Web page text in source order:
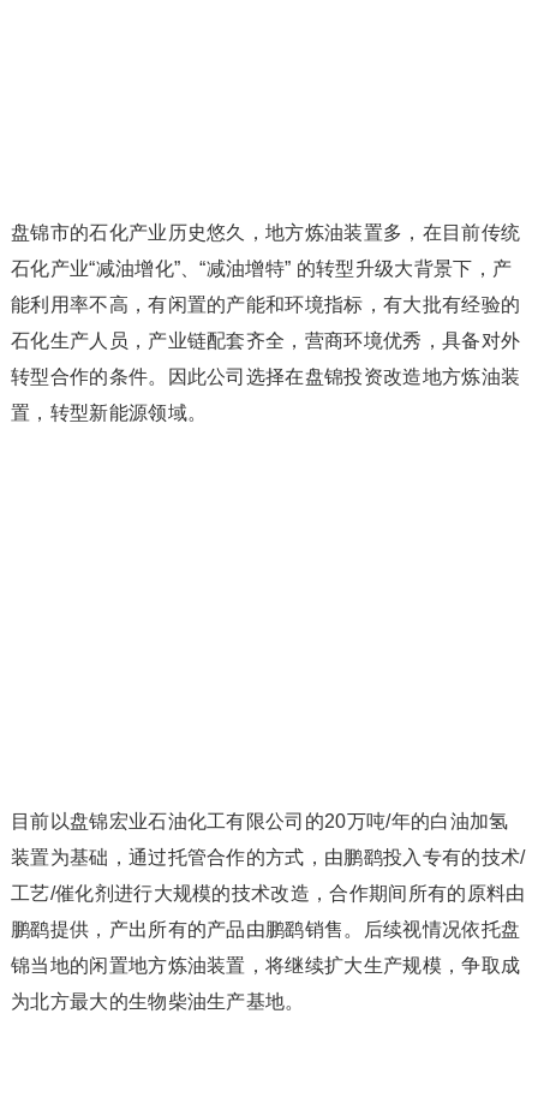
盘锦市的石化产业历史悠久，地方炼油装置多，在目前传统
石化产业“减油增化”、“减油增特” 的转型升级大背景下，产
能利用率不高，有闲置的产能和环境指标，有大批有经验的
石化生产人员，产业链配套齐全，营商环境优秀，具备对外
转型合作的条件。因此公司选择在盘锦投资改造地方炼油装
置，转型新能源领域。
目前以盘锦宏业石油化工有限公司的20万吨/年的白油加氢
装置为基础，通过托管合作的方式，由鹏鹞投入专有的技术/
工艺/催化剂进行大规模的技术改造，合作期间所有的原料由
鹏鹞提供，产出所有的产品由鹏鹞销售。后续视情况依托盘
锦当地的闲置地方炼油装置，将继续扩大生产规模，争取成
为北方最大的生物柴油生产基地。